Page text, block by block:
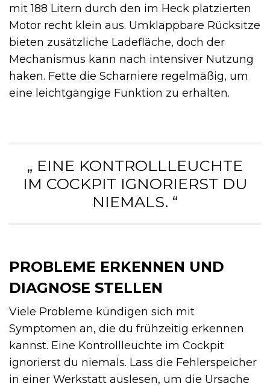
mit 188 Litern durch den im Heck platzierten
Motor recht klein aus. Umklappbare Rücksitze
bieten zusätzliche Ladefläche, doch der
Mechanismus kann nach intensiver Nutzung
haken. Fette die Scharniere regelmäßig, um
eine leichtgängige Funktion zu erhalten.
„ EINE KONTROLLLEUCHTE
IM COCKPIT IGNORIERST DU
NIEMALS. “
PROBLEME ERKENNEN UND
DIAGNOSE STELLEN
Viele Probleme kündigen sich mit
Symptomen an, die du frühzeitig erkennen
kannst. Eine Kontrollleuchte im Cockpit
ignorierst du niemals. Lass die Fehlerspeicher
in einer Werkstatt auslesen, um die Ursache